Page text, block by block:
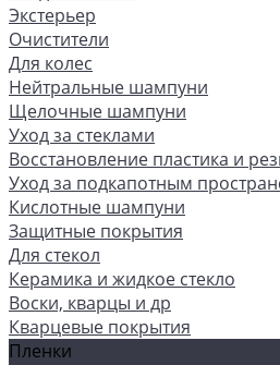
Экстерьер
Очистители
Для колес
Нейтральные шампуни
Щелочные шампуни
Уход за стеклами
Восстановление пластика и
Уход за подкапотным
Кислотные шампуни
Защитные покрытия
Для стекол
Керамика и жидкое стекло
Воски, кварцы и др
Кварцевые покрытия
Пленки